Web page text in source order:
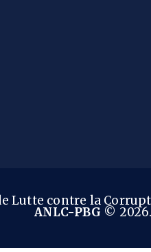
Lutte contre la
ANLC-PBG ©